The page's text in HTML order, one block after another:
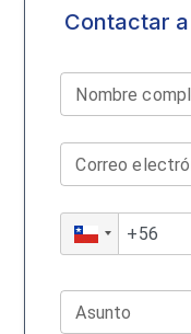
Contactar a
Nombre
Correo
Asunto